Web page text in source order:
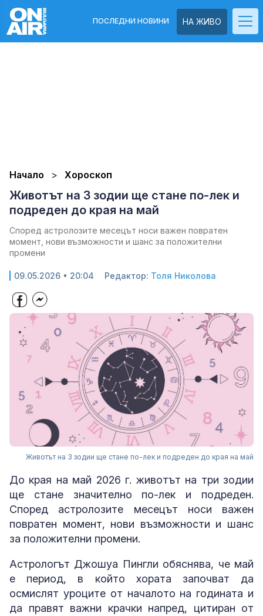
НА ЖИВО
ПОСЛЕДНИ НОВИНИ
Начало Хороскоп
Животът на 3 зодии ще стане по-лек и
подреден до края на май
Според астролозите месецът носи важен повратен
момент, нови възможности и шанс за положителни
промени
09.05.2026 • 20:04 Редактор: Толя Николова
Животът на 3 зодии ще стане по-лек и подреден до края на май
До края на май 2026 г. животът на три зодии
ще стане значително по-лек и подреден.
Според астролозите месецът носи важен
повратен момент, нови възможности и шанс
за положителни промени.
Астрологът Джошуа Пингли обяснява, че май
е период, в който хората започват да
осмислят уроците от началото на годината и
да правят важни крачки напред, цитиран от